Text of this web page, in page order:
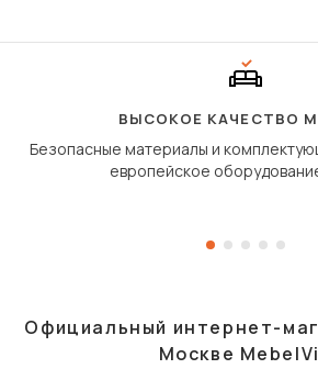
ВЫСОКОЕ КАЧЕСТВО
Безопасные материалы и
европейское
Официальный интернет-
Москве